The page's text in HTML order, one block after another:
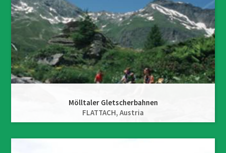
Mölltaler Gletscherbahnen
FLATTACH, Austria